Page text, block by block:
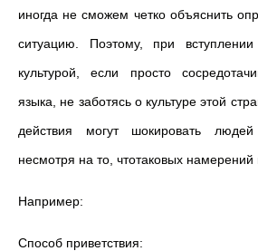
иногда не сможем четко объяснить
ситуацию. Поэтому, при
культурой, если просто
языка, не заботясь о культуре этой
действия могут шокировать
несмотря на то, чтотаковых намерений
Например:
Способ приветствия: